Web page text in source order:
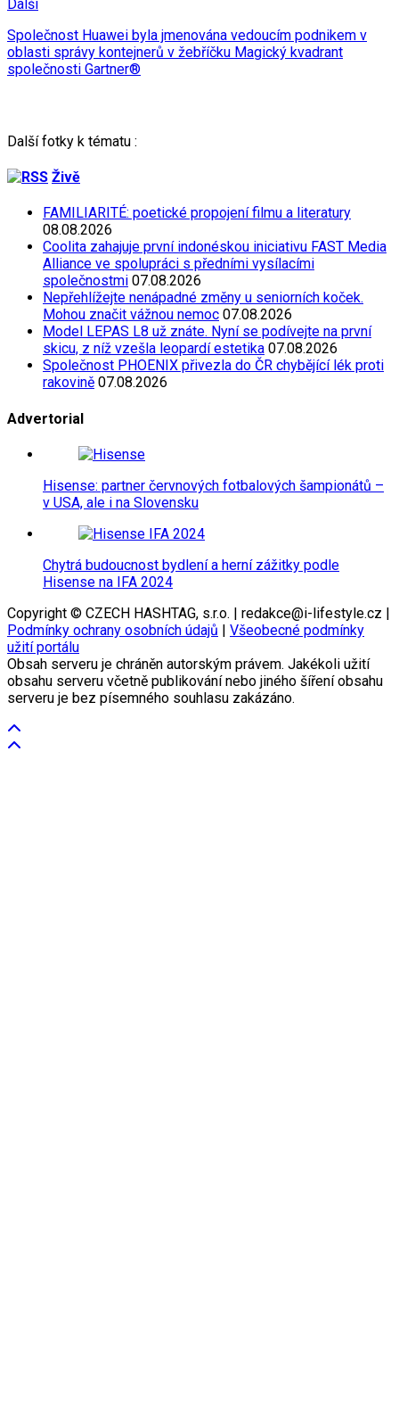
Další
Společnost Huawei byla jmenována vedoucím podnikem v
oblasti správy kontejnerů v žebříčku Magický kvadrant
společnosti Gartner®
Další fotky k tématu :
Živě
FAMILIARITÉ: poetické propojení filmu a literatury
08.08.2026
Coolita zahajuje první indonéskou iniciativu FAST Media
Alliance ve spolupráci s předními vysílacími
společnostmi 07.08.2026
Nepřehlížejte nenápadné změny u seniorních koček.
Mohou značit vážnou nemoc 07.08.2026
Model LEPAS L8 už znáte. Nyní se podívejte na první
skicu, z níž vzešla leopardí estetika 07.08.2026
Společnost PHOENIX přivezla do ČR chybějící lék proti
rakovině 07.08.2026
Advertorial
Hisense: partner červnových fotbalových šampionátů –
v USA, ale i na Slovensku
Chytrá budoucnost bydlení a herní zážitky podle
Hisense na IFA 2024
Copyright © CZECH HASHTAG, s.r.o. | redakce@i-lifestyle.cz |
Podmínky ochrany osobních údajů | Všeobecné podmínky
užití portálu
Obsah serveru je chráněn autorským právem. Jakékoli užití
obsahu serveru včetně publikování nebo jiného šíření obsahu
serveru je bez písemného souhlasu zakázáno.